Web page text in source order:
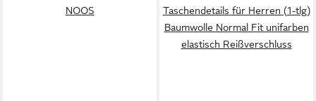
NOOS
Taschendetails für Herren (1-tlg)
Baumwolle Normal Fit unifarben
elastisch Reißverschluss